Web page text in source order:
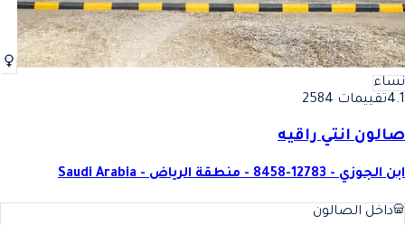
نساء
4.1تقييمات 2584
صالون انتي راقيه
ابن الجوزي - 12783-8458 - منطقة الرياض - Saudi Arabia
داخل الصالون